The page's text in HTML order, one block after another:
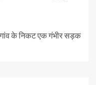
गांव के निकट एक गंभीर सड़क